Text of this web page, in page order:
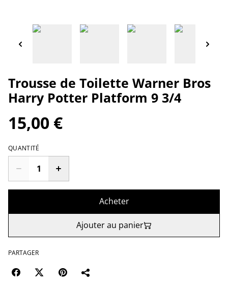
Trousse de Toilette Warner Bros
Harry Potter Platform 9 3/4
15,00 €
QUANTITÉ
Acheter
Ajouter au panier
PARTAGER